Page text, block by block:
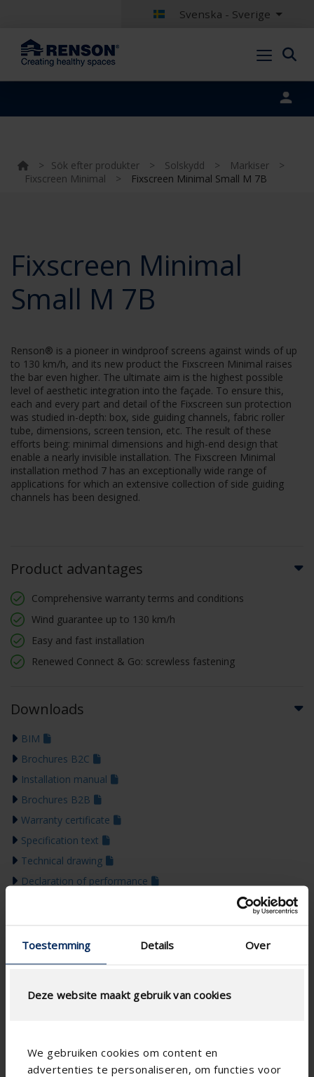
Toestemming Details Over
Deze website maakt gebruik van cookies
We gebruiken cookies om content en
advertenties te personaliseren, om functies voor
Svenska - Sverige
> Sök efter produkter > Solskydd > Markiser
>
Fixscreen Minimal
> Fixscreen Minimal Small M 7B
Fixscreen Minimal
Small M 7B
Renson® is a pioneer in windproof screens against winds of up
to 130 km/h, and its new product the Fixscreen Minimal raises
the bar even higher. The ultimate aim is the highest possible
level of aesthetic integration into the façade. To ensure this,
each and every part and detail of the Fixscreen sun protection
was studied in-depth: box, side guiding channels, fabric roller
tube, dimensions, screen tension, etc. The result of these
efforts being: minimal dimensions and high-end design that
enable a nearly invisible installation. The Fixscreen Minimal
installation method 7 has an exceptionally wide range of
applications for which an extensive collection of side guiding
channels has been designed.
Product advantages
Comprehensive warranty terms and conditions
Wind guarantee up to 130 km/h
Easy and fast installation
Renewed Connect & Go: screwless fastening
Downloads
BIM
Brochures B2C
Installation manual
Brochures B2B
Warranty certificate
Specification text
Technical drawing
Declaration of performance